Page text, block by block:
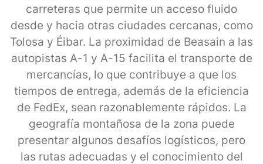
carreteras que permite un acceso fluido
desde y hacia otras ciudades cercanas, como
Tolosa y Éibar. La proximidad de Beasain a las
autopistas A-1 y A-15 facilita el transporte de
mercancías, lo que contribuye a que los
tiempos de entrega, además de la eficiencia
de FedEx, sean razonablemente rápidos. La
geografía montañosa de la zona puede
presentar algunos desafíos logísticos, pero
las rutas adecuadas y el conocimiento del